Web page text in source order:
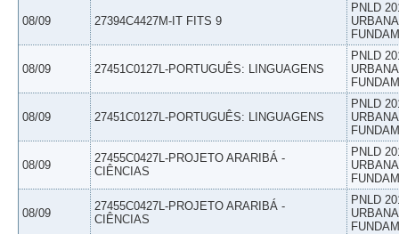
08/09 27394C4427M-IT FITS 9
PNLD
08/09 27451C0127L-PORTUGUÊS: LINGUAGENS
PNLD
08/09 27451C0127L-PORTUGUÊS: LINGUAGENS
PNLD
08/09
27455C0427L-PROJETO ARARIBÁ -
CIÊNCIAS
PNLD
08/09
27455C0427L-PROJETO ARARIBÁ -
CIÊNCIAS
PNLD